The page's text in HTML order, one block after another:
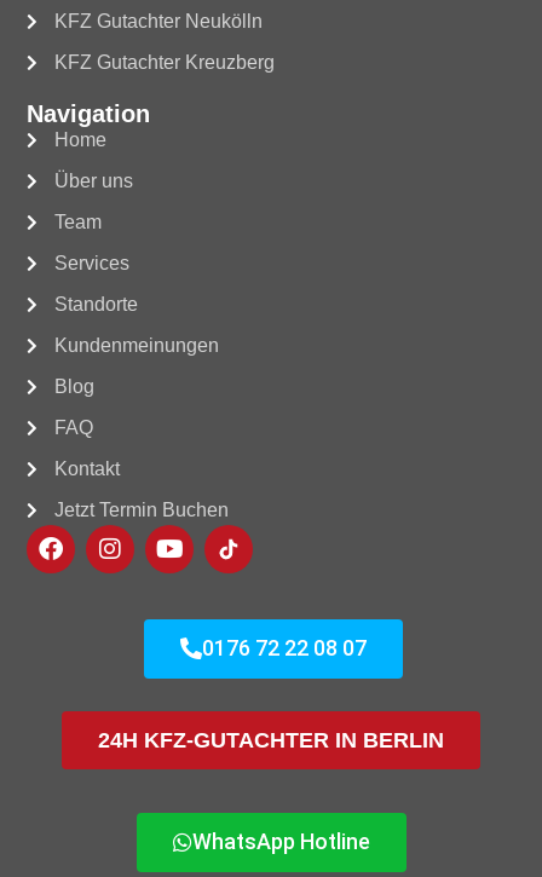
KFZ Gutachter Neukölln
KFZ Gutachter Kreuzberg
Navigation
Home
Über uns
Team
Services
Standorte
Kundenmeinungen
Blog
FAQ
Kontakt
Jetzt Termin Buchen
0176 72 22 08 07
24H KFZ-GUTACHTER IN BERLIN
WhatsApp Hotline